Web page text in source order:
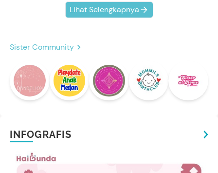
Lihat Selengkapnya
Sister Community
INFOGRAFIS